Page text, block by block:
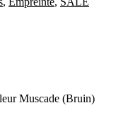
Muscade (Bruin)